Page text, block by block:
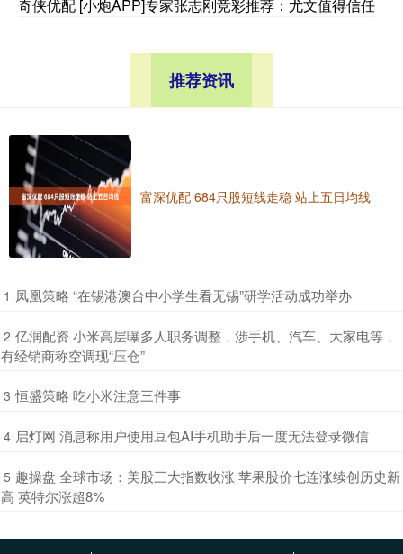
奇侠优配 [小炮APP]专家张志刚竞彩推荐：尤文值得信任
推荐资讯
富深优配 684只股短线走稳 站上五日均线
1 ​凤凰策略 “在锡港澳台中小学生看无锡”研学活动成功举办
2 ​亿润配资 小米高层曝多人职务调整，涉手机、汽车、大家电等，
有经销商称空调现“压仓”
3 ​恒盛策略 吃小米注意三件事
4 ​启灯网 消息称用户使用豆包AI手机助手后一度无法登录微信
5 ​趣操盘 全球市场：美股三大指数收涨 苹果股价七连涨续创历史新
高 英特尔涨超8%